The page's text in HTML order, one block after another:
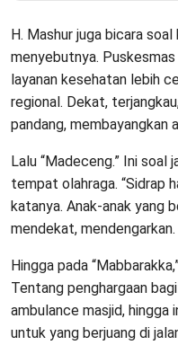
H. Mashur juga bicara
menyebutnya.
layanan kesehatan lebih
regional. Dekat,
pandang, membayangkan
Lalu “Madeceng.” Ini soal
tempat olahraga. “Sidrap
katanya. Anak-anak yang
mendekat, mendengarkan.
Hingga pada
Tentang penghargaan
ambulance masjid, hingga
untuk yang berjuang di